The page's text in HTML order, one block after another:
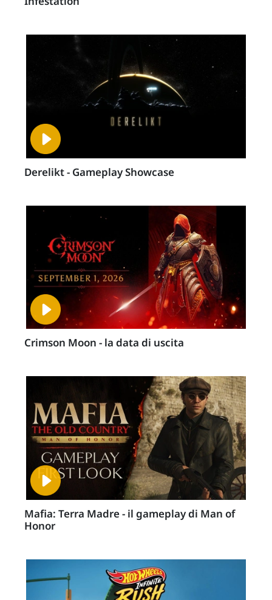
Derelikt - Gameplay Showcase
Crimson Moon - la data di uscita
Mafia: Terra Madre - il gameplay di Man of
Honor